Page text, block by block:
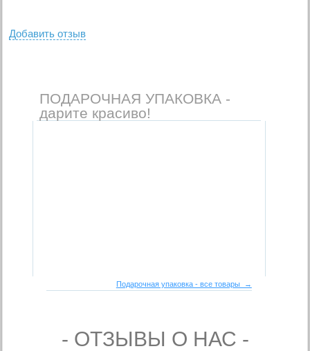
Добавить отзыв
ПОДАРОЧНАЯ УПАКОВКА -
дарите красиво!
Подарочная упаковка - все товары →
- ОТЗЫВЫ О НАС -